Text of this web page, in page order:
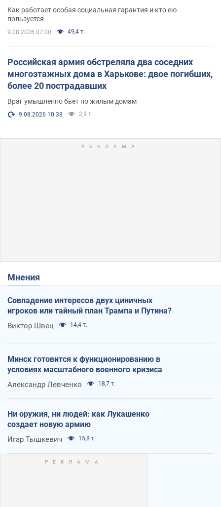
поселился
Как работает особая социальная гарантия и кто ею
пользуется
9.08.2026 07:00 49,4 т.
Российская армия обстреляла два соседних
многоэтажных дома в Харькове: двое погибших,
более 20 пострадавших
Враг умышленно бьет по жилым домам
9.08.2026 10:38 2,9 т.
Мнения
Совпадение интересов двух циничных
игроков или тайный план Трампа и Путина?
Виктор Швец 14,4 т.
Минск готовится к функционированию в
условиях масштабного военного кризиса
Александр Левченко 18,7 т.
Ни оружия, ни людей: как Лукашенко
создает новую армию
Игар Тышкевич 15,8 т.